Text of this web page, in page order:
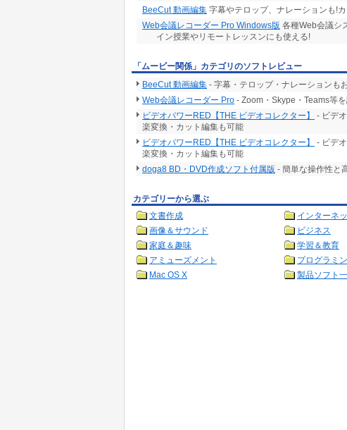
BeeCut 動画編集 字幕やテロップ、ナレーションも!
Web会議レコーダー Pro Windows版 各種Web会議シ
イン授業やリモートレッスンにも使える!
「ムービー関係」カテゴリのソフトレビュー
BeeCut 動画編集 - 字幕・テロップ・ナレーションも
Web会議レコーダー Pro - Zoom・Skype・Teams等
ビデオパワーRED【THE ビデオコレクター】
- ビデ
楽変換・カット編集も可能
ビデオパワーRED【THE ビデオコレクター】
- ビデ
楽変換・カット編集も可能
doga8 BD・DVD作成ソフト付属版 - 簡単な操作性と
カテゴリーから選ぶ
文書作成
インターネ
画像＆サウンド
ビジネス
家庭＆趣味
学習＆教育
アミューズメント
プログラミ
Mac OS X
製品ソフト